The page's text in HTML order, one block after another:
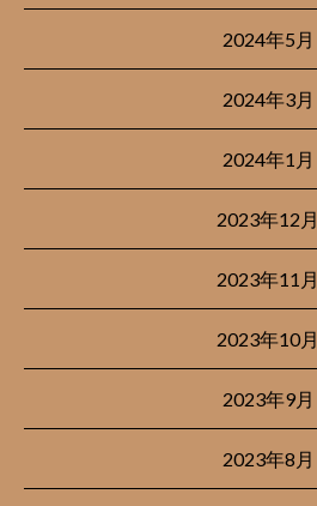
2024年5月
2024年3月
2024年1月
2023年12月
2023年11月
2023年10月
2023年9月
2023年8月